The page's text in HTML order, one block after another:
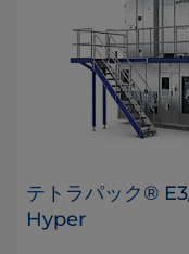
テトラパック®
Hyper